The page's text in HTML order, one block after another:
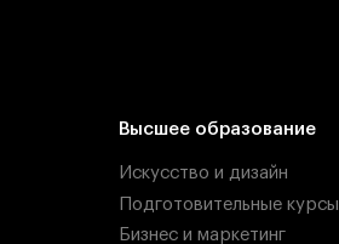
Высшее образование
Искусство и дизайн
Подготовительные курсы
Бизнес и маркетинг